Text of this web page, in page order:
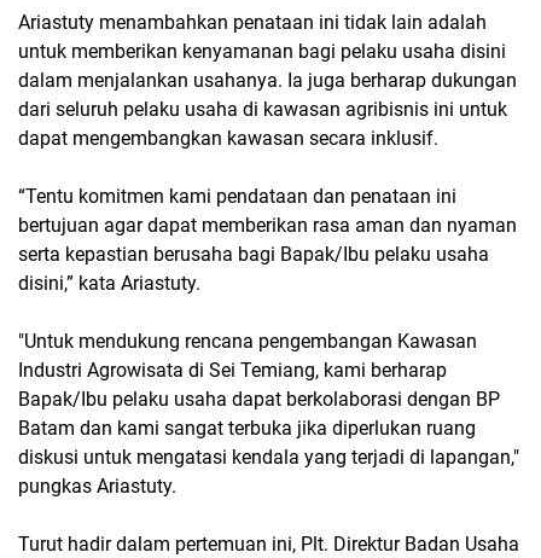
Ariastuty menambahkan penataan ini tidak lain adalah
untuk memberikan kenyamanan bagi pelaku usaha disini
dalam menjalankan usahanya. Ia juga berharap dukungan
dari seluruh pelaku usaha di kawasan agribisnis ini untuk
dapat mengembangkan kawasan secara inklusif.
“Tentu komitmen kami pendataan dan penataan ini
bertujuan agar dapat memberikan rasa aman dan nyaman
serta kepastian berusaha bagi Bapak/Ibu pelaku usaha
disini,” kata Ariastuty.
"Untuk mendukung rencana pengembangan Kawasan
Industri Agrowisata di Sei Temiang, kami berharap
Bapak/Ibu pelaku usaha dapat berkolaborasi dengan BP
Batam dan kami sangat terbuka jika diperlukan ruang
diskusi untuk mengatasi kendala yang terjadi di lapangan,"
pungkas Ariastuty.
Turut hadir dalam pertemuan ini, Plt. Direktur Badan Usaha